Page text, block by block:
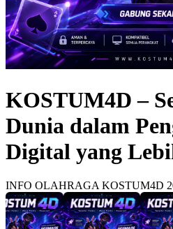
KOSTUM4D –
Dunia dalam
Digital yang
INFO OLAHRAGA KOSTUM4D